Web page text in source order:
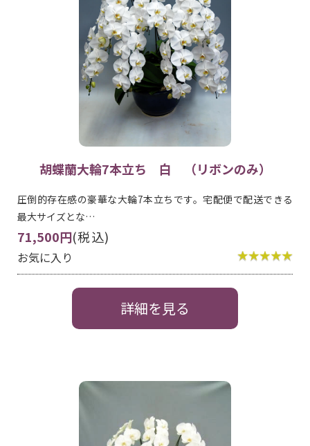
胡蝶蘭大輪7本立ち 白 （リボンのみ）
圧倒的存在感の豪華な大輪7本立ちです。宅配便で配送できる
最大サイズとな…
71,500円(税込)
お気に入り
詳細を見る